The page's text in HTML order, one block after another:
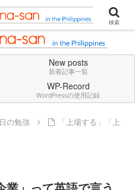
always in English.
New posts
新着記事一覧
WP-Record
WordPressの使用記録
の勉強
「上場する」「上
検索